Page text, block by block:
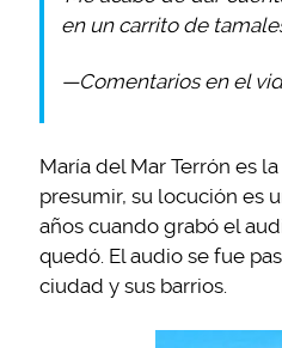
en un carrito de
—Comentarios en el
María del Mar Terrón es
presumir, su locución es
años cuando grabó el
quedó. El audio se fue
ciudad y sus barrios.